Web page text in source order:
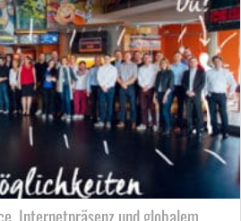
Internetpräsenz und globalem